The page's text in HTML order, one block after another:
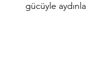
gücüyle